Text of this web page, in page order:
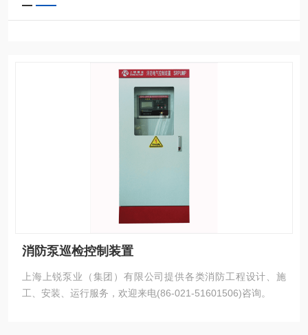
消防泵巡检控制装置
上海上锐泵业（集团）有限公司提供各类消防工程设计、施
工、安装、运行服务，欢迎来电(86-021-51601506)咨询。